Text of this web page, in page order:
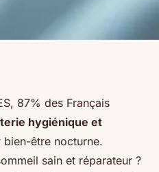
:
•8 min de lecture
87% des Français
hygiénique et
bien-être nocturne.
sain et réparateur ?